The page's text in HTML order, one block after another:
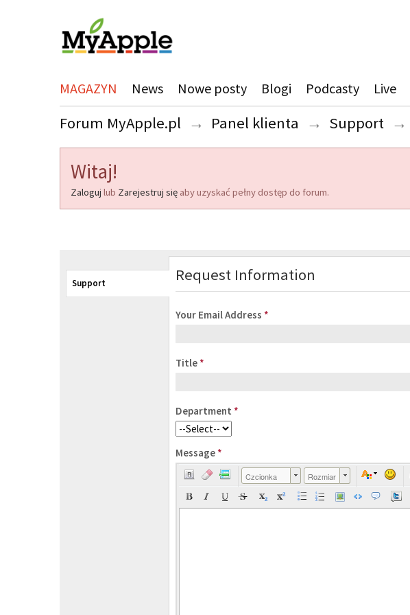
MAGAZYN News Nowe posty Blogi Podcasty Live
Forum MyApple.pl → Panel klienta → Support →
Witaj!
Zaloguj lub Zarejestruj się aby uzyskać pełny dostęp do forum.
Support Request Information
Your Email Address *
Title *
Department *
Message *
Czcionka Rozmiar